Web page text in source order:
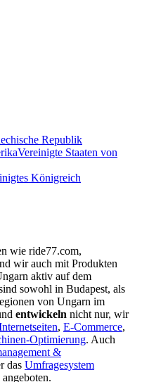
Republik
Vereinigte Staaten von
Königreich
wie ride77.com,
wir auch mit Produkten
aktiv auf dem
sowohl in Budapest, als
von Ungarn im
entwickeln nicht nur, wir
, E-Commerce,
Optimierung. Auch
&
das Umfragesystem